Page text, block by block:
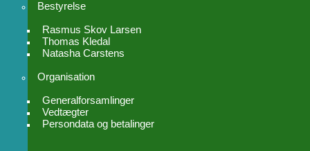
Bestyrelse
Rasmus Skov Larsen
Thomas Kledal
Natasha Carstens
Organisation
Generalforsamlinger
Vedtægter
Persondata og betalinger